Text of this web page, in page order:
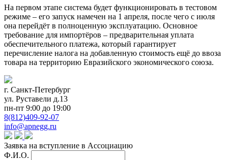
На первом этапе система будет функционировать в тестовом
режиме – его запуск намечен на 1 апреля, после чего с июля
она перейдёт в полноценную эксплуатацию. Основное
требование для импортёров – предварительная уплата
обеспечительного платежа, который гарантирует
перечисление налога на добавленную стоимость ещё до ввоза
товара на территорию Евразийского экономического союза.
г. Санкт-Петербург
ул. Руставели д.13
пн-пт 9:00 до 19:00
8(812)409-92-07
info@apnegg.ru
Заявка на вступление в Ассоциацию
Ф.И.О.